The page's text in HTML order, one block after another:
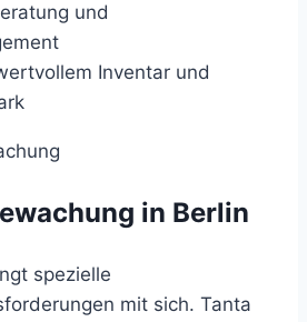
und
Inventar und
in Berlin
spezielle
mit sich. Tanta